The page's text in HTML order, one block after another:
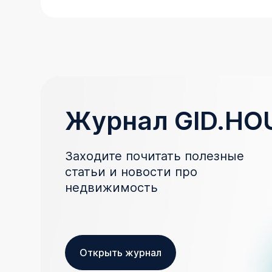
Журнал
Заходите почитать полезные
статьи и новости про
недвижимость
Открыть журнал